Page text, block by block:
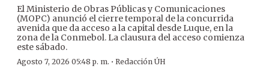
El Ministerio de Obras Públicas y Comunicaciones
(MOPC) anunció el cierre temporal de la concurrida
avenida que da acceso a la capital desde Luque, en la
zona de la Conmebol. La clausura del acceso comienza
este sábado.
Agosto 7, 2026 05:48 p. m. · Redacción ÚH